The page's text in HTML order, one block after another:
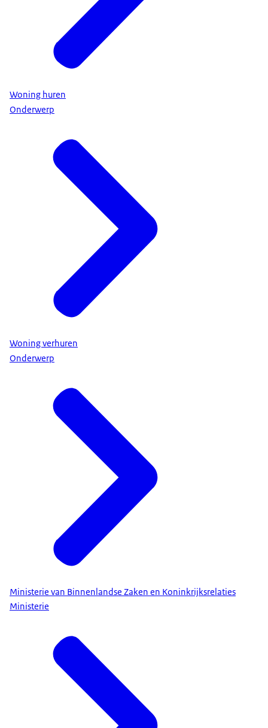
Woning huren
Onderwerp
Woning verhuren
Onderwerp
Ministerie van Binnenlandse Zaken en Koninkrijksrelaties
Ministerie